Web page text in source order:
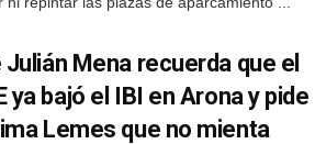
Mena recuerda que el
ya bajó el IBI en Arona y pide
Lemes que no mienta